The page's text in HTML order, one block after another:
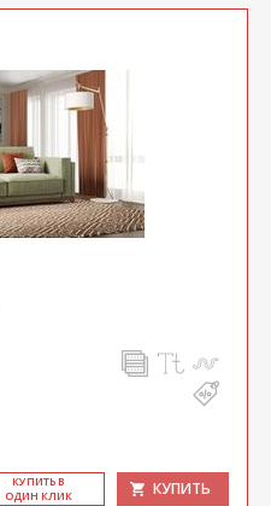
КУ­ПИТЬ В
ОДИН КЛИК
КУПИТЬ